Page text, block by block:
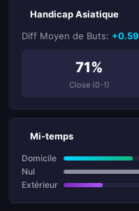
Handicap Asiatique
Diff Moyen de Buts: +0.59
71%
Close (0-1)
Mi-temps
Domicile
Nul
Extérieur